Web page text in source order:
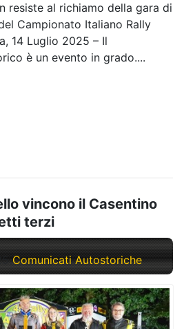
resiste al richiamo della gara di
Campionato Italiano Rally
14 Luglio 2025 – Il
è un evento in grado....
vincono il Casentino
terzi
Comunicati Autostoriche